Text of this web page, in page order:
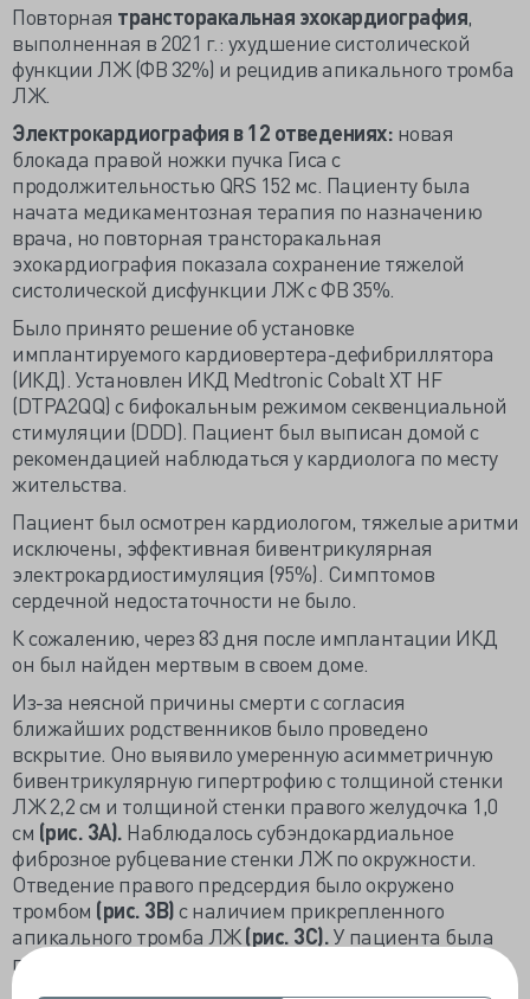
Повторная трансторакальная эхокардиография,
выполненная в 2021 г.: ухудшение систолической
функции ЛЖ (ФВ 32%) и рецидив апикального тромба
ЛЖ.
Электрокардиография в 12 отведениях: новая
блокада правой ножки пучка Гиса с
продолжительностью QRS 152 мс. Пациенту была
начата медикаментозная терапия по назначению
врача, но повторная трансторакальная
эхокардиография показала сохранение тяжелой
систолической дисфункции ЛЖ с ФВ 35%.
Было принято решение об установке
имплантируемого кардиовертера-дефибриллятора
(ИКД). Установлен ИКД Medtronic Cobalt XT HF
(DTPA2QQ) с бифокальным режимом секвенциальной
стимуляции (DDD). Пациент был выписан домой с
рекомендацией наблюдаться у кардиолога по месту
жительства.
Пациент был осмотрен кардиологом, тяжелые аритми
исключены, эффективная бивентрикулярная
электрокардиостимуляция (95%). Симптомов
сердечной недостаточности не было.
К сожалению, через 83 дня после имплантации ИКД
он был найден мертвым в своем доме.
Из-за неясной причины смерти с согласия
ближайших родственников было проведено
вскрытие. Оно выявило умеренную асимметричную
бивентрикулярную гипертрофию с толщиной стенки
ЛЖ 2,2 см и толщиной стенки правого желудочка 1,0
см (рис. 3А). Наблюдалось субэндокардиальное
фиброзное рубцевание стенки ЛЖ по окружности.
Отведение правого предсердия было окружено
тромбом (рис. 3B)с наличием прикрепленного
апикального тромба ЛЖ(рис. 3C).У пациента была
прогрессирующая ишемическая болезнь сердца:
левая передняя нисходящая артерия имела стеноз